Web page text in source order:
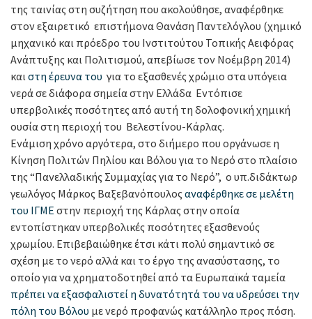
της ταινίας στη συζήτηση που ακολούθησε, αναφέρθηκε
στον εξαιρετικό επιστήμονα Θανάση Παντελόγλου (χημικό
μηχανικό και πρόεδρο του Ινστιτούτου Τοπικής Αειφόρας
Ανάπτυξης και Πολιτισμού, απεβίωσε τον Νοέμβρη 2014)
και στη έρευνα του για το εξασθενές χρώμιο στα υπόγεια
νερά σε διάφορα σημεία στην Ελλάδα Εντόπισε
υπερβολικές ποσότητες από αυτή τη δολοφονική χημική
ουσία στη περιοχή του Βελεστίνου-Κάρλας.
Ενάμιση χρόνο αργότερα, στο διήμερο που οργάνωσε η
Κίνηση Πολιτών Πηλίου και Βόλου για το Νερό στο πλαίσιο
της “Πανελλαδικής Συμμαχίας για το Νερό”, ο υπ.διδάκτωρ
γεωλόγος Μάρκος Βαξεβανόπουλοςαναφέρθηκε σε μελέτη
του ΙΓΜΕ στην περιοχή της Κάρλας στην οποία
εντοπίστηκαν υπερβολικές ποσότητες εξασθενούς
χρωμίου. Επιβεβαιώθηκε έτσι κάτι πολύ σημαντικό σε
σχέση με το νερό αλλά και το έργο της ανασύστασης, το
οποίο για να χρηματοδοτηθεί από τα Ευρωπαϊκά ταμεία
πρέπει να εξασφαλιστεί η δυνατότητά του να υδρεύσει την
πόλη του Βόλου με νερό προφανώς κατάλληλο προς πόση.